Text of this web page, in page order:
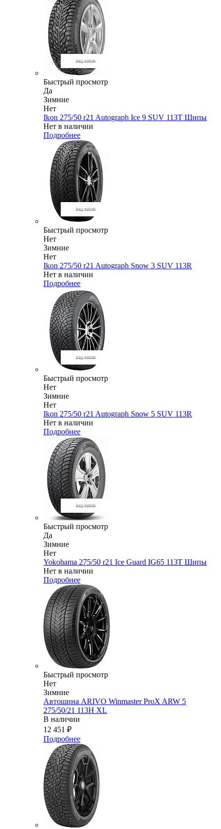
Быстрый просмотр
Да
Зимние
Нет
Ikon 275/50 r21 Autograph Ice 9 SUV 113T Шипы
Нет в наличии
Подробнее
Быстрый просмотр
Нет
Зимние
Нет
Ikon 275/50 r21 Autograph Snow 3 SUV 113R
Нет в наличии
Подробнее
Быстрый просмотр
Нет
Зимние
Нет
Ikon 275/50 r21 Autograph Snow 5 SUV 113R
Нет в наличии
Подробнее
Быстрый просмотр
Да
Зимние
Нет
Yokohama 275/50 r21 Ice Guard IG65 113T Шипы
Нет в наличии
Подробнее
Быстрый просмотр
Нет
Зимние
Автошина ARIVO Winmaster ProX ARW 5
275/50/21 113H XL
В наличии
12 451 ₽
Подробнее